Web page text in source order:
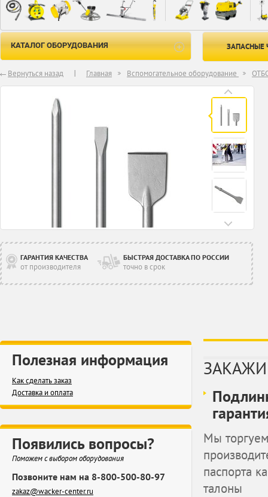
КАТАЛОГ ОБОРУДОВАНИЯ ЗАПАСНЫЕ
Вернуться назад Главная Вспомогательное оборудование
ГАРАНТИЯ КАЧЕСТВА
от производителя
БЫСТРАЯ ДОСТАВКА ПО РОССИИ
точно в срок
Полезная информация
Как сделать заказ
Доставка и оплата
Появились вопросы?
Поможем с выбором оборудования
Позвоните нам на 8-800-500-80-97
zakaz@wacker-center.ru
Мы
паспорта
талоны